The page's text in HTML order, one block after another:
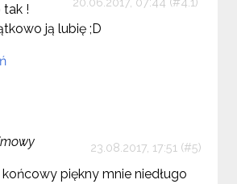
!
ją lubię ;D
23.08.2017, 17:51
piękny mnie niedługo